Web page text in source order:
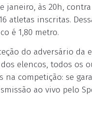
janeiro, às 20h,
atletas inscritas.
é 1,80 metro.
do adversário da
elencos, todos os
competição: se
ao vivo pelo